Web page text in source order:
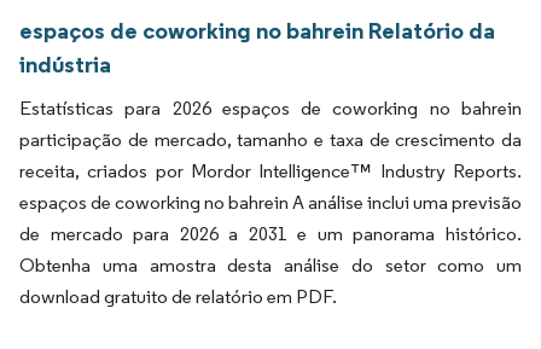
espaços de coworking no bahrein Relatório da
indústria
Estatísticas para 2026 espaços de coworking no bahrein
participação de mercado, tamanho e taxa de crescimento da
receita, criados por Mordor Intelligence™ Industry Reports.
espaços de coworking no bahrein A análise inclui uma previsão
de mercado para 2026 a 2031 e um panorama histórico.
Obtenha uma amostra desta análise do setor como um
download gratuito de relatório em PDF.